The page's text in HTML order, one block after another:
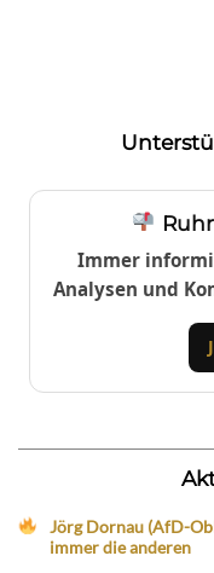
Immer
Analysen und
Jörg Dornau (AfD-
immer die anderen